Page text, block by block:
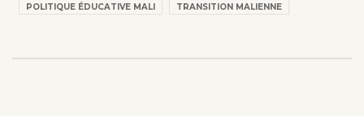
POLITIQUE ÉDUCATIVE MALI TRANSITION MALIENNE